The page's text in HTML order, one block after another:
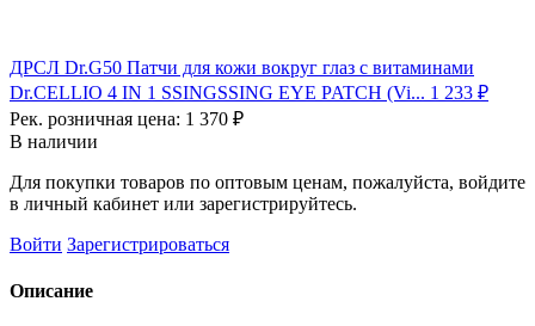
ДРСЛ Dr.G50 Патчи для кожи вокруг глаз с витаминами
Dr.CELLIO 4 IN 1 SSINGSSING EYE PATCH (Vi... 1 233 ₽
Рек. розничная цена: 1 370 ₽
В наличии
Для покупки товаров по оптовым ценам, пожалуйста, войдите
в личный кабинет или зарегистрируйтесь.
Войти Зарегистрироваться
Описание